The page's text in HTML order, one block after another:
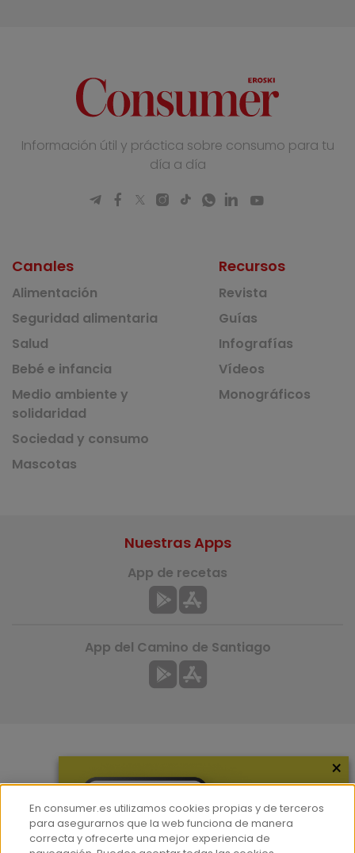
Información útil y práctica sobre consumo para tu
día a día
Canales
Alimentación
Seguridad alimentaria
Salud
Bebé e infancia
Medio ambiente y
solidaridad
Sociedad y consumo
Mascotas
Recursos
Revista
Guías
Infografías
Vídeos
Monográficos
Hemeroteca
Contacto
Nuestras Apps
App de recetas
App del Camino de Santiago
×
En consumer.es utilizamos cookies propias y de terceros
para asegurarnos que la web funciona de manera
correcta y ofrecerte una mejor experiencia de